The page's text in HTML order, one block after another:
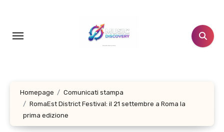
contenuto
Homepage
Comunicati stampa
RomaEst District Festival: il 21 settembre a Roma la
prima edizione